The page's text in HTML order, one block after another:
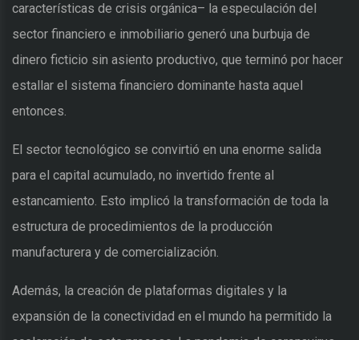
características de crisis orgánica– la especulación del
sector financiero e inmobiliario generó una burbuja de
dinero ficticio sin asiento productivo, que terminó por hacer
estallar el sistema financiero dominante hasta aquel
entonces.
El sector tecnológico se convirtió en una enorme salida
para el capital acumulado, no invertido frente al
estancamiento. Esto implicó la transformación de toda la
estructura de procedimientos de la producción
manufacturera y de comercialización.
Además, la creación de plataformas digitales y la
expansión de la conectividad en el mundo ha permitido la